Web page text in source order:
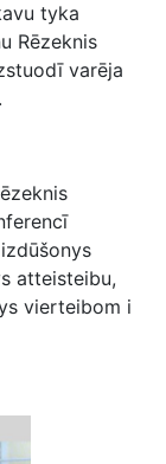
tyka
Rēzeknis
varēja
atteisteibu,
vierteibom i